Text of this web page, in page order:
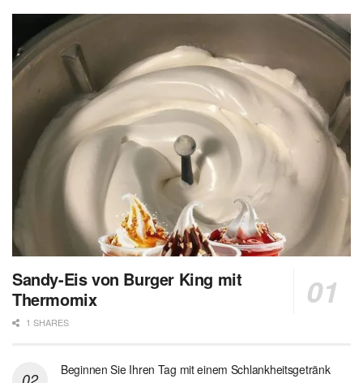
Sandy-Eis von Burger King mit
Thermomix
1 SHARES
Beginnen Sie Ihren Tag mit einem Schlankheitsgetränk